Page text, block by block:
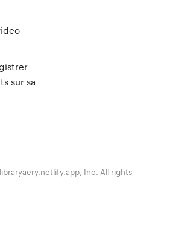
sur sa
Inc. All rights